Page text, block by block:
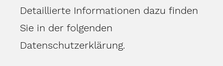
Detaillierte Informationen dazu finden
Sie in der folgenden
Datenschutzerklärung.